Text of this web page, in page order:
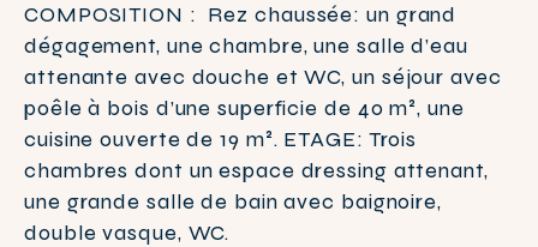
COMPOSITION : Rez chaussée: un grand
dégagement, une chambre, une salle d’eau
attenante avec douche et WC, un séjour avec
poêle à bois d’une superficie de 40 m², une
cuisine ouverte de 19 m². ETAGE: Trois
chambres dont un espace dressing attenant,
une grande salle de bain avec baignoire,
double vasque, WC.